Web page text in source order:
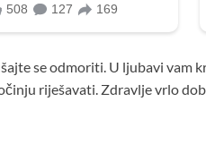
se odmoriti. U ljubavi vam
riješavati. Zdravlje vrlo